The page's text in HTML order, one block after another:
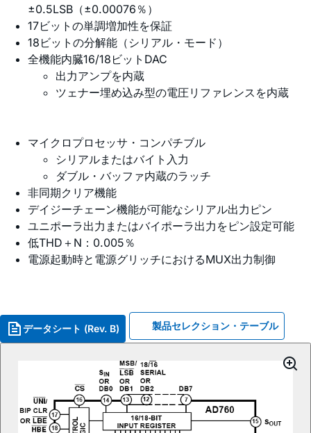
±0.5LSB（±0.00076％）
17ビットの単調増加性を保証
18ビットの分解能（シリアル・モード）
全機能内臓16/18ビットDAC
出力アンプを内蔵
ツェナー埋め込み型の電圧リファレンスを内蔵
マイクロプロセッサ・コンパチブル
シリアルまたはバイト入力
ダブル・バッファ内蔵のラッチ
非同期クリア機能
デイジーチェーン機能が可能なシリアル出力ピン
ユニポーラ出力またはバイポーラ出力をピン設定可能
低THD＋N：0.005％
電源起動時と電源グリッチにおけるMUX出力制御
データシート (Rev. B) 製品セレクション・テーブル